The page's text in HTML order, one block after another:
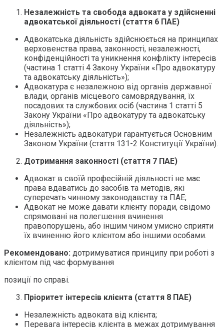
Незалежність та свобода адвоката у здійсненні
адвокатської діяльності (стаття 6 ПАЕ)
Адвокатська діяльність здійснюється на принципах
верховенства права, законності, незалежності,
конфіденційності та уникнення конфлікту інтересів
(частина 1 статті 4 Закону України «Про адвокатуру
та адвокатську діяльність»);
Адвокатура є незалежною від органів державної
влади, органів місцевого самоврядування, їх
посадових та службових осіб (частина 1 статті 5
Закону України «Про адвокатуру та адвокатську
діяльність»);
Незалежність адвокатури гарантується Основним
Законом України (стаття 131-2 Конституції України).
Дотримання законності (стаття 7 ПАЕ)
Адвокат в своїй професійній діяльності не має
права вдаватись до засобів та методів, які
суперечать чинному законодавству та ПАЕ;
Адвокат не може давати клієнту поради, свідомо
спрямовані на полегшення вчинення
правопорушень, або іншим чином умисно сприяти
їх вчиненню його клієнтом або іншими особами.
Рекомендовано: дотримуватися принципу при роботі з
клієнтом під час формування
позиції по справі.
Пріоритет інтересів клієнта (стаття 8 ПАЕ)
Незалежність адвоката від клієнта;
Перевага інтересів клієнта в межах дотримування